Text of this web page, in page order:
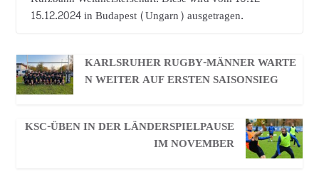
15.12.2024 in Budapest (Ungarn) ausgetragen.
KARLSRUHER RUGBY-MÄNNER WARTE
N WEITER AUF ERSTEN SAISONSIEG
KSC-ÜBEN IN DER LÄNDERSPIELPAUSE
IM NOVEMBER